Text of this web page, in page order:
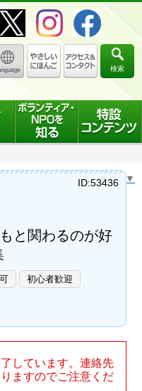
検索
Select Language ▼
と関わるのが好
初心者歓迎
ID:53436
しています。連絡先
ますのでご注意くだ